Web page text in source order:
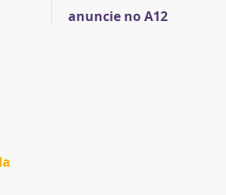
anuncie no A12